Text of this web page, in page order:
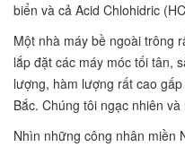
biển và cả Acid Chlohidric
Một nhà máy bề ngoài trông
lắp đặt các máy móc tối tân,
lượng, hàm lượng rất cao
Bắc. Chúng tôi ngạc nhiên
Nhìn những công nhân miền